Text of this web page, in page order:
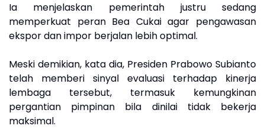
Ia menjelaskan pemerintah justru sedang
memperkuat peran Bea Cukai agar pengawasan
ekspor dan impor berjalan lebih optimal.
Meski demikian, kata dia, Presiden Prabowo Subianto
telah memberi sinyal evaluasi terhadap kinerja
lembaga tersebut, termasuk kemungkinan
pergantian pimpinan bila dinilai tidak bekerja
maksimal.